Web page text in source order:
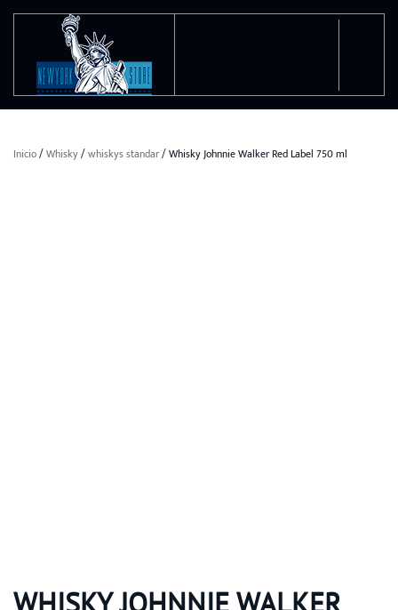
Ir al contenido principal
Inicio/Whisky/whiskys standar/ Whisky Johnnie Walker Red Label 750 ml